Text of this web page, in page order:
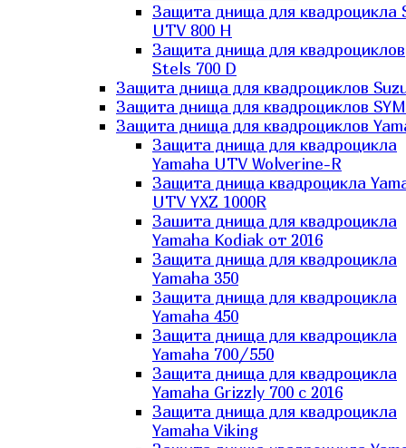
Защита днища для квадроцикла
UTV 800 H
Защита днища для квадроциклов
Stels 700 D
Защита днища для квадроциклов
Защита днища для квадроциклов SYM
Защита днища для квадроциклов
Защита днища для квадроцикла
Yamaha UTV Wolverine-R
Защита днища квадроцикла
UTV YXZ 1000R
Зашита днища для квадроцикла
Yamaha Kodiak от 2016
Защита днища для квадроцикла
Yamaha 350
Защита днища для квадроцикла
Yamaha 450
Защита днища для квадроцикла
Yamaha 700/550
Защита днища для квадроцикла
Yamaha Grizzly 700 с 2016
Защита днища для квадроцикла
Yamaha Viking